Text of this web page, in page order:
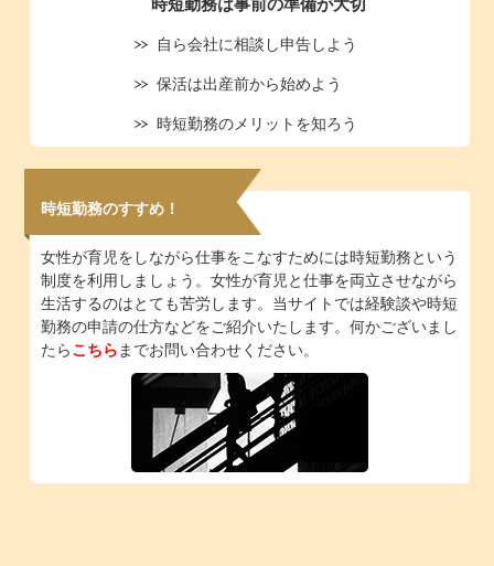
時短勤務は事前の準備が大切
自ら会社に相談し申告しよう
保活は出産前から始めよう
時短勤務のメリットを知ろう
時短勤務のすすめ！
女性が育児をしながら仕事をこなすためには時短勤務という
制度を利用しましょう。女性が育児と仕事を両立させながら
生活するのはとても苦労します。当サイトでは経験談や時短
勤務の申請の仕方などをご紹介いたします。何かございまし
たらこちらまでお問い合わせください。